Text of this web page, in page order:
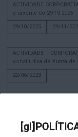
ACTIVIDADE
e urxente do 29-10-2025
29/10/2025
29/11/
ACTIVIDADE
constitutiva da Xunta de
22/06/2023